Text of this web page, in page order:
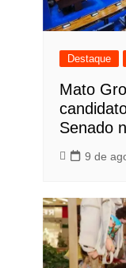
Destaque
Mato
Senado
9 de